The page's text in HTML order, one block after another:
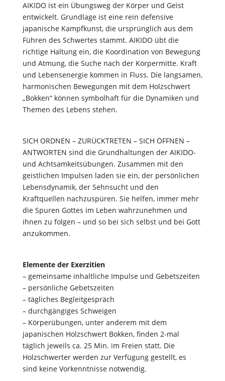
AIKIDO ist ein Übungsweg der Körper und Geist
entwickelt. Grundlage ist eine rein defensive
japanische Kampfkunst, die ursprünglich aus dem
Führen des Schwertes stammt. AIKIDO übt die
richtige Haltung ein, die Koordination von Bewegung
und Atmung, die Suche nach der Körpermitte. Kraft
und Lebensenergie kommen in Fluss. Die langsamen,
harmonischen Bewegungen mit dem Holzschwert
„Bokken“ können symbolhaft für die Dynamiken und
Themen des Lebens stehen.
SICH ORDNEN – ZURÜCKTRETEN – SICH ÖFFNEN –
ANTWORTEN sind die Grundhaltungen der AIKIDO-
und Achtsamkeitsübungen. Zusammen mit den
geistlichen Impulsen laden sie ein, der persönlichen
Lebensdynamik, der Sehnsucht und den
Kraftquellen nachzuspüren. Sie helfen, immer mehr
die Spuren Gottes im Leben wahrzunehmen und
ihnen zu folgen – und so bei sich selbst und bei Gott
anzukommen.
Elemente der Exerzitien
– gemeinsame inhaltliche Impulse und Gebetszeiten
– persönliche Gebetszeiten
– tägliches Begleitgespräch
– durchgängiges Schweigen
– Körperübungen, unter anderem mit dem
japanischen Holzschwert Bokken, finden 2-mal
täglich jeweils ca. 25 Min. im Freien statt. Die
Holzschwerter werden zur Verfügung gestellt, es
sind keine Vorkenntnisse notwendig.